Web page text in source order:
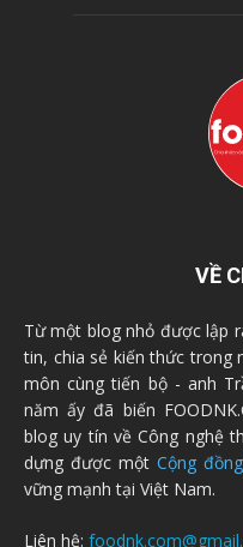
VỀ
Từ một blog nhỏ được lập
tin, chia sẻ kiến thức trong
môn cùng tiến bộ - anh
năm ấy đã biến
blog uy tín về Công nghệ
dựng được một Cộng
vững mạnh tại Việt Nam.
Liên hệ: